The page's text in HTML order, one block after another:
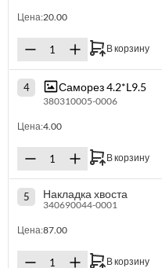
Цена:20.00
В корзину
4 Саморез 4.2*L9.5
380310005-0006
Цена:4.00
В корзину
5 Накладка хвоста
340690044-0001
Цена:87.00
В корзину